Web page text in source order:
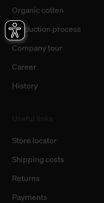
Organic cotten
Production process
Company tour
Career
History
Store locator
Shipping costs
Returns
Payments